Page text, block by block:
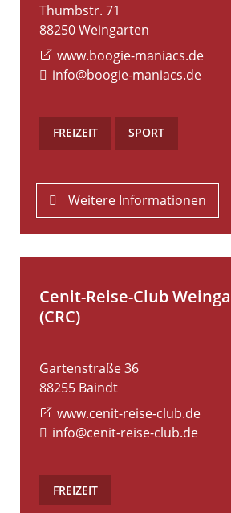
Thumbstr. 71
88250Weingarten
www.boogie-maniacs.de
info@boogie-maniacs.de
FREIZEIT SPORT
Weitere Informationen
Cenit-Reise-Club
(CRC)
Gartenstraße 36
88255 Baindt
www.cenit-reise-club.de
info@cenit-reise-club.de
FREIZEIT